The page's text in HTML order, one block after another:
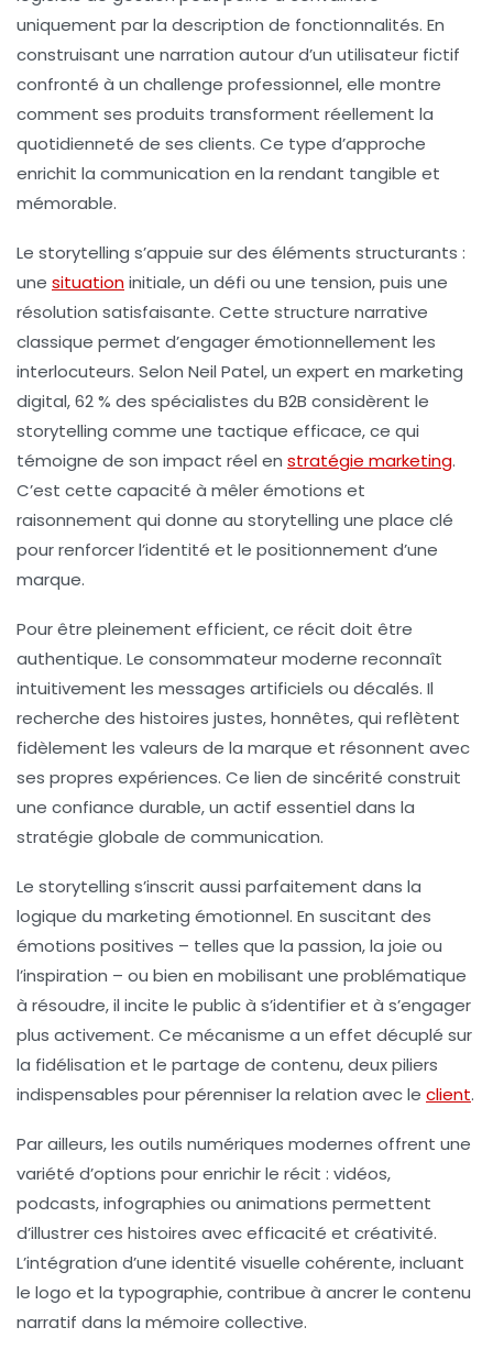
uniquement par la description de fonctionnalités. En
construisant une narration autour d’un utilisateur fictif
confronté à un challenge professionnel, elle montre
comment ses produits transforment réellement la
quotidienneté de ses clients. Ce type d’approche
enrichit la communication en la rendant tangible et
mémorable.
Le storytelling s’appuie sur des éléments structurants :
une situationinitiale, un défi ou une tension, puis une
résolution satisfaisante. Cette structure narrative
classique permet d’engager émotionnellement les
interlocuteurs. Selon Neil Patel, un expert en marketing
digital, 62 % des spécialistes du B2B considèrent le
storytelling comme une tactique efficace, ce qui
témoigne de son impact réel en stratégie marketing.
C’est cette capacité à mêler émotions et
raisonnement qui donne au storytelling une place clé
pour renforcer l’identité et le positionnement d’une
marque.
Pour être pleinement efficient, ce récit doit être
authentique. Le consommateur moderne reconnaît
intuitivement les messages artificiels ou décalés. Il
recherche des histoires justes, honnêtes, qui reflètent
fidèlement les valeurs de la marque et résonnent avec
ses propres expériences. Ce lien de sincérité construit
une confiance durable, un actif essentiel dans la
stratégie globale de communication.
Le storytelling s’inscrit aussi parfaitement dans la
logique du marketing émotionnel. En suscitant des
émotions positives – telles que la passion, la joie ou
l’inspiration – ou bien en mobilisant une problématique
à résoudre, il incite le public à s’identifier et à s’engager
plus activement. Ce mécanisme a un effet décuplé sur
la fidélisation et le partage de contenu, deux piliers
indispensables pour pérenniser la relation avec le client.
Par ailleurs, les outils numériques modernes offrent une
variété d’options pour enrichir le récit : vidéos,
podcasts, infographies ou animations permettent
d’illustrer ces histoires avec efficacité et créativité.
L’intégration d’une identité visuelle cohérente, incluant
le logo et la typographie, contribue à ancrer le contenu
narratif dans la mémoire collective.